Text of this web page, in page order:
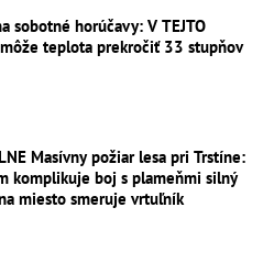
sobotné horúčavy: V TEJTO
teplota prekročiť 33 stupňov
Masívny požiar lesa pri Trstíne:
komplikuje boj s plameňmi silný
na miesto smeruje vrtuľník